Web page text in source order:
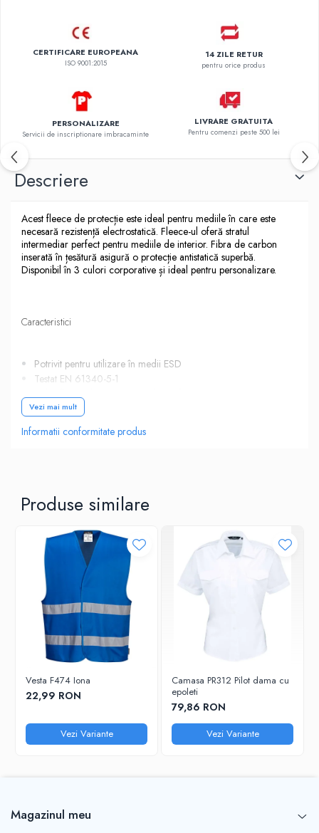
CERTIFICARE EUROPEANA
ISO 9001:2015
14 ZILE RETUR
pentru orice produs
PERSONALIZARE
Servicii de inscriptionare imbracaminte
LIVRARE GRATUITA
Pentru comenzi peste 500 lei
Descriere
Acest fleece de protecție este ideal pentru mediile în care este
necesară rezistență electrostatică. Fleece-ul oferă stratul
intermediar perfect pentru mediile de interior. Fibra de carbon
inserată în țesătură asigură o protecție antistatică superbă.
Disponibil în 3 culori corporative și ideal pentru personalizare.
Caracteristici
Potrivit pentru utilizare în medii ESD
Testat EN 61340-5-1
pentru confort si caldura
Fibra de carbon tricotată în întreaga țesătură oferă
proprietăți ESD și anti-statice inerente
Certificare CE
Țesătură Invelis Exterior :
98% Polyester, 2% Carbon Fibre Anti-Pill Fleece 280g
Standarde
EN 1149 -5
IEC 61340-5-1
Vezi mai mult
Informatii conformitate produs
Produse similare
Vesta F474 Iona
22,99 RON
Vezi Variante
Camasa PR312 Pilot dama cu
epoleti
79,86 RON
Vezi Variante
Magazinul meu